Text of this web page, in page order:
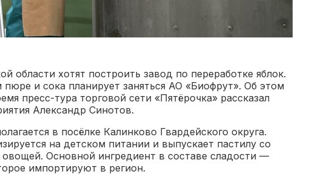
области хотят построить завод по переработке яблок.
пюре и сока планирует заняться АО «Биофрут». Об этом
пресс-тура торговой сети «Пятёрочка» рассказал
Александр Синотов.
в посёлке Калинково Гвардейского округа.
на детском питании и выпускает пастилу со
Основной ингредиент в составе сладости —
импортируют в регион.